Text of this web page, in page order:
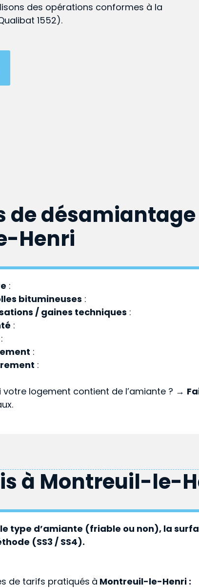
des opérations conformes à la
1552).
de
Henri
:
bitumineuses :
/ gaines techniques :
:
:
:
:
votre logement contient de l’amiante ? →
à Montreuil-le-
type d’amiante (friable ou non), la
(SS3 / SS4).
de tarifs pratiqués à Montreuil-le-Henri :